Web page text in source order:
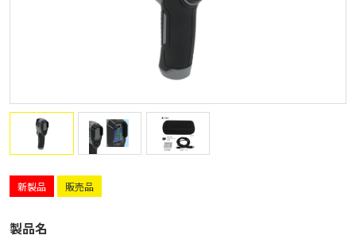
新製品 販売品
製品名